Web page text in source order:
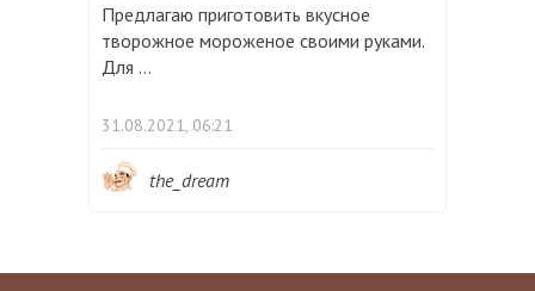
Предлагаю приготовить вкусное
творожное мороженое своими руками.
Для ...
31.08.2021, 06:21
the_dream